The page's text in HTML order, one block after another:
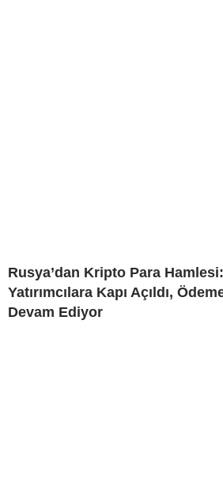
Rusya’dan Kripto Para
Yatırımcılara Kapı Açıldı,
Devam Ediyor